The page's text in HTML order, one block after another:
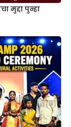
मुद्दा पुन्हा